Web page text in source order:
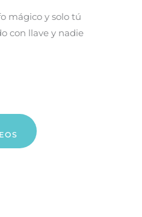
mágico y solo tú
con llave y nadie